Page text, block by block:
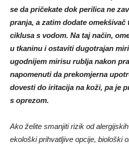
se da pričekate dok perilica ne
pranja, a zatim dodate omekšivač
ciklusa s vodom. Na taj način,
u tkaninu i ostaviti dugotrajan
ugodnijem mirisu rublja nakon
napomenuti da prekomjerna
dovesti do iritacija na koži, pa je
s oprezom.
Ako želite smanjiti rizik od
ekološki prihvatljive opcije, biološki